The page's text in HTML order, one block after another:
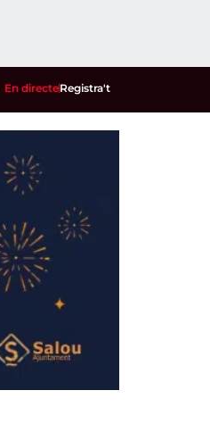
policial contra la
En directeRegistra't